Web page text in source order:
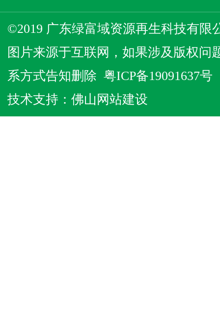
©2019 广东绿富域资源再生科技有限
图片来源于互联网，如果涉及版权问
系方式告知删除 粤ICP备19091637号
技术支持： 佛山网站建设